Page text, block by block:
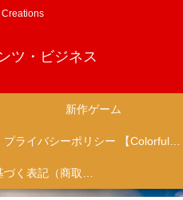
ツ・ビジネス
新作ゲーム
プライバシーポリシー 【Colorful Creation】
特定商取引法に基づく表記（商取引に関する開示）